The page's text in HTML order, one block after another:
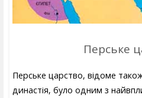
Перське
Перське царство, відоме
династія, було одним з